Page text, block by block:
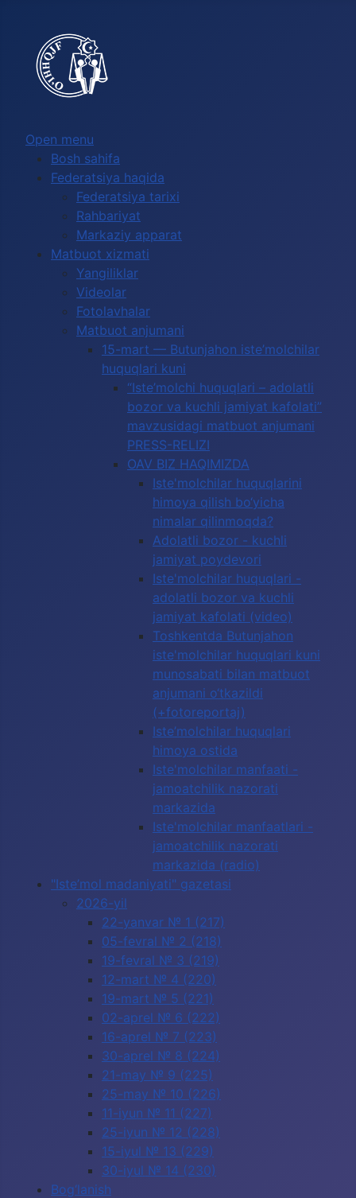
Open menu
Bosh sahifa
Federatsiya haqida
Federatsiya tarixi
Rahbariyat
Markaziy apparat
Matbuot xizmati
Yangiliklar
Videolar
Fotolavhalar
Matbuot anjumani
15-mart — Butunjahon iste’molchilar
huquqlari kuni
“Iste’molchi huquqlari – adolatli
bozor va kuchli jamiyat kafolati”
mavzusidagi matbuot anjumani
PRESS-RELIZI
OAV BIZ HAQIMIZDA
Iste'molchilar huquqlarini
himoya qilish bo‘yicha
nimalar qilinmoqda?
Adolatli bozor - kuchli
jamiyat poydevori
Iste'molchilar huquqlari -
adolatli bozor va kuchli
jamiyat kafolati (video)
Toshkentda Butunjahon
iste'molchilar huquqlari kuni
munosabati bilan matbuot
anjumani o‘tkazildi
(+fotoreportaj)
Iste’molchilar huquqlari
himoya ostida
Iste'molchilar manfaati -
jamoatchilik nazorati
markazida
Iste'molchilar manfaatlari -
jamoatchilik nazorati
markazida (radio)
"Iste’mol madaniyati" gazetasi
2026-yil
22-yanvar № 1 (217)
05-fevral № 2 (218)
19-fevral № 3 (219)
12-mart № 4 (220)
19-mart № 5 (221)
02-aprel № 6 (222)
16-aprel № 7 (223)
30-aprel № 8 (224)
21-may № 9 (225)
25-may № 10 (226)
11-iyun № 11 (227)
25-iyun № 12 (228)
15-iyul № 13 (229)
30-iyul № 14 (230)
Bog‘lanish